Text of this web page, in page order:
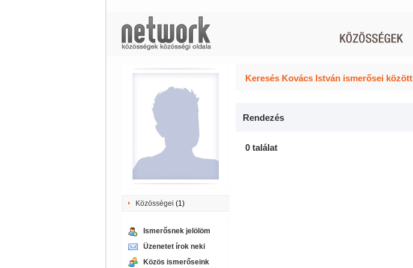
Közösségei (1)
Ismerősnek jelölöm
Üzenetet írok neki
Közös ismerőseink
Keresés Kovács István ismerősei között
Rendezés
0 találat